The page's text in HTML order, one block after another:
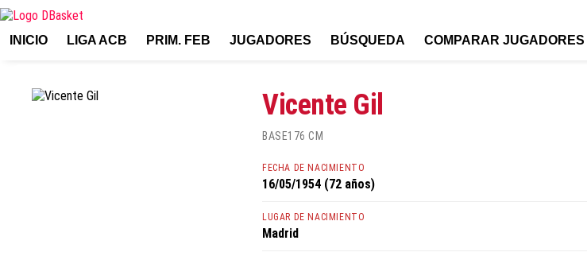
INICIO LIGA ACB PRIM. FEB JUGADORES BÚSQUEDA COMPARAR JUGADORES
Vicente Gil
BASE176 CM
FECHA DE NACIMIENTO
16/05/1954 (72 años)
LUGAR DE NACIMIENTO
Madrid